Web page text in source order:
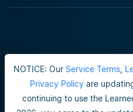
NOTICE: Our Service Terms
Privacy Policyare
continuing to use the